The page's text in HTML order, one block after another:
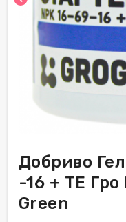
Добриво
-16 + ТЕ
Green